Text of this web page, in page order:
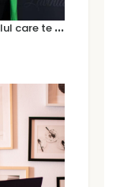
C
oafură Dumbrăvița – cum alegi stilul care te pune cu adevărat în valoare